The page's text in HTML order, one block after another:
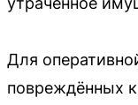
Для
повреждённых